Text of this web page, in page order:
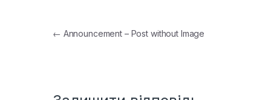
Навігація записів
← Announcement – Post without Image